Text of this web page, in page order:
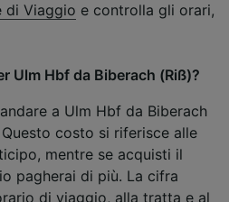
di Viaggio e controlla gli orari,
Ulm Hbf da Biberach (Riß)?
a Ulm Hbf da Biberach
costo si riferisce alle
mentre se acquisti il
pagherai di più. La cifra
di viaggio, alla tratta e al